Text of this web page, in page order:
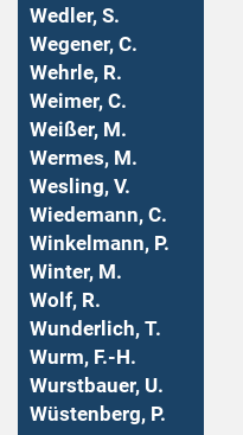
Wedler, S.
Wegener, C.
Wehrle, R.
Weimer, C.
Weißer, M.
Wermes, M.
Wesling, V.
Wiedemann, C.
Winkelmann, P.
Winter, M.
Wolf, R.
Wunderlich, T.
Wurm, F.-H.
Wurstbauer, U.
Wüstenberg, P.